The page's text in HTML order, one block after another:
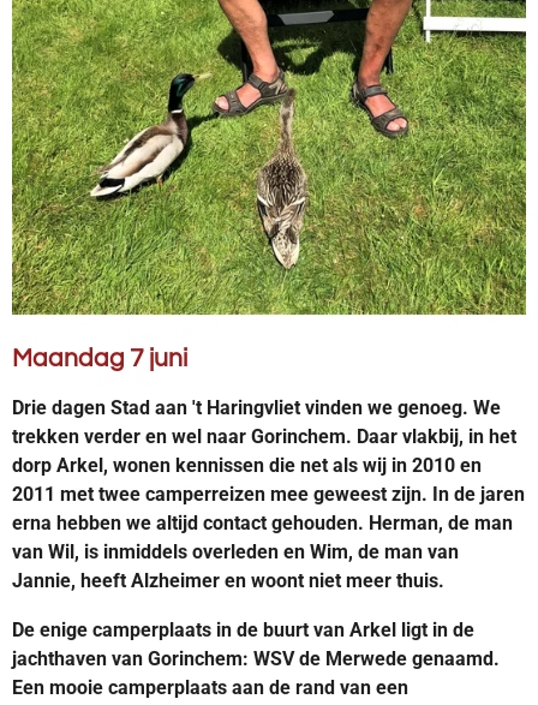
Maandag 7 juni
Drie dagen Stad aan 't Haringvliet vinden we genoeg. We
trekken verder en wel naar Gorinchem. Daar vlakbij, in het
dorp Arkel, wonen kennissen die net als wij in 2010 en
2011 met twee camperreizen mee geweest zijn. In de jaren
erna hebben we altijd contact gehouden. Herman, de man
van Wil, is inmiddels overleden en Wim, de man van
Jannie, heeft Alzheimer en woont niet meer thuis.
De enige camperplaats in de buurt van Arkel ligt in de
jachthaven van Gorinchem: WSV de Merwede genaamd.
Een mooie camperplaats aan de rand van een